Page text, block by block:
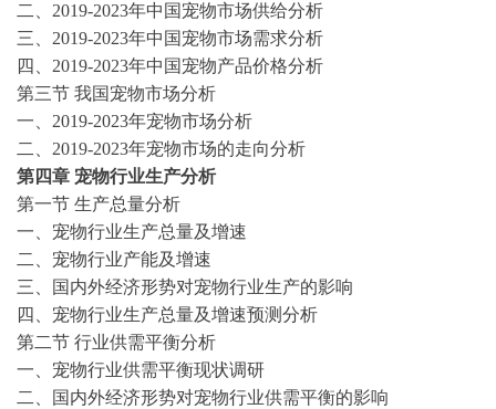
二、 2019-2023年中国 宠物市场供给分析
三、 2019-2023年中国 宠物市场需求分析
四、 2019-2023年中国 宠物产品价格分析
第三节 我国 宠物市场分析
一、 2019-2023年宠物市场分析
二、 2019-2023年宠物市场的走向分析
第四章 宠物行业生产分析
第一节 生产总量分析
一、 宠物行业生产总量及增速
二、 宠物行业产能及增速
三、国内外经济形势对宠物行业生产的影响
四、 宠物行业生产总量及增速预测分析
第二节 行业供需平衡分析
一、 宠物行业供需平衡现状调研
二、国内外经济形势对宠物行业供需平衡的影响